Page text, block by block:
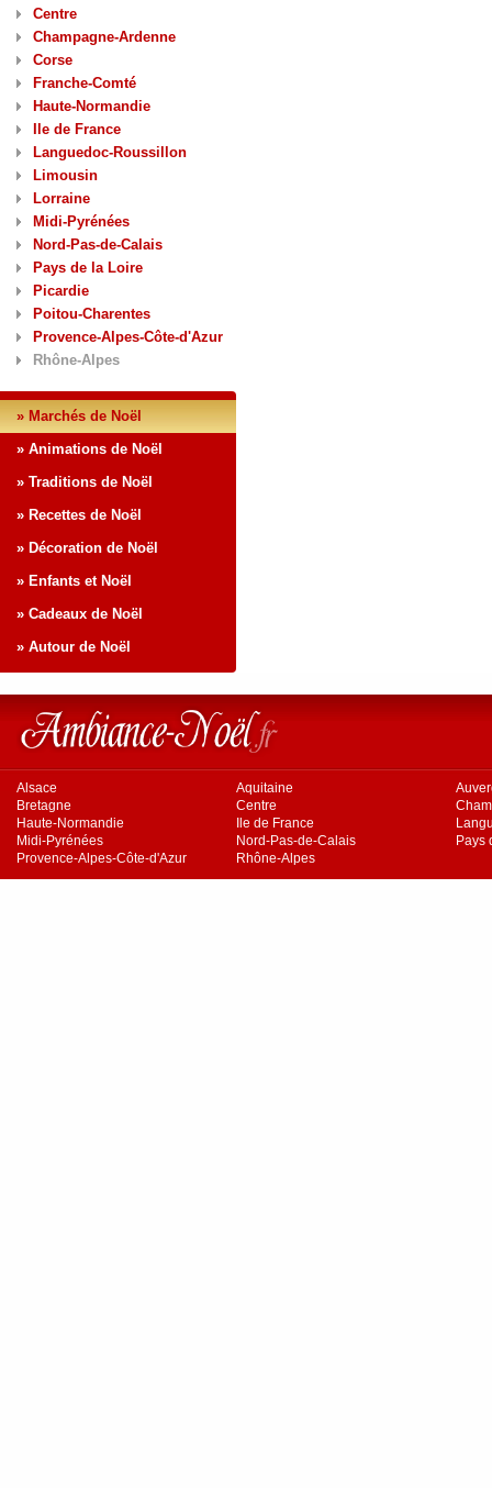
Centre
Champagne-Ardenne
Corse
Franche-Comté
Haute-Normandie
Ile de France
Languedoc-Roussillon
Limousin
Lorraine
Midi-Pyrénées
Nord-Pas-de-Calais
Pays de la Loire
Picardie
Poitou-Charentes
Provence-Alpes-Côte-d'Azur
Rhône-Alpes
» Marchés de Noël
» Animations de Noël
» Traditions de Noël
» Recettes de Noël
» Décoration de Noël
» Enfants et Noël
» Cadeaux de Noël
» Autour de Noël
Alsace Aquitaine
Bretagne
Centre
Haute-Normandie
Ile de France
Midi-Pyrénées
Nord-Pas-de-Calais
Pays
Provence-Alpes-Côte-d'Azur
Rhône-Alpes